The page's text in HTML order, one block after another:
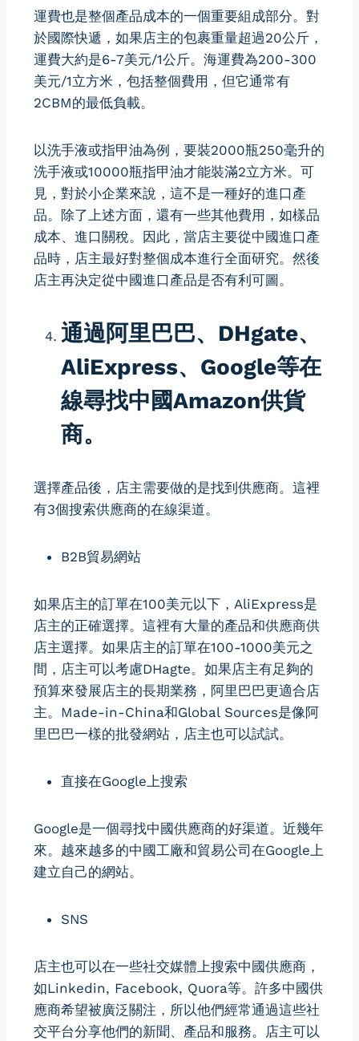
運費也是整個產品成本的一個重要組成部分。對
於國際快遞，如果店主的包裹重量超過20公斤，
運費大約是6-7美元/1公斤。海運費為200-300
美元/1立方米，包括整個費用，但它通常有
2CBM的最低負載。
以洗手液或指甲油為例，要裝2000瓶250毫升的
洗手液或10000瓶指甲油才能裝滿2立方米。可
見，對於小企業來說，這不是一種好的進口產
品。除了上述方面，還有一些其他費用，如樣品
成本、進口關稅。因此，當店主要從中國進口產
品時，店主最好對整個成本進行全面研究。然後
店主再決定從中國進口產品是否有利可圖。
通過阿里巴巴、DHgate、
AliExpress、Google等在
線尋找中國Amazon供貨
商。
選擇產品後，店主需要做的是找到供應商。這裡
有3個搜索供應商的在線渠道。
B2B貿易網站
如果店主的訂單在100美元以下，AliExpress是
店主的正確選擇。這裡有大量的產品和供應商供
店主選擇。如果店主的訂單在100-1000美元之
間，店主可以考慮DHagte。如果店主有足夠的
預算來發展店主的長期業務，阿里巴巴更適合店
主。Made-in-China和Global Sources是像阿
里巴巴一樣的批發網站，店主也可以試試。
直接在Google上搜索
Google是一個尋找中國供應商的好渠道。近幾年
來。越來越多的中國工廠和貿易公司在Google上
建立自己的網站。
SNS
店主也可以在一些社交媒體上搜索中國供應商，
如Linkedin, Facebook, Quora等。許多中國供
應商希望被廣泛關注，所以他們經常通過這些社
交平台分享他們的新聞、產品和服務。店主可以